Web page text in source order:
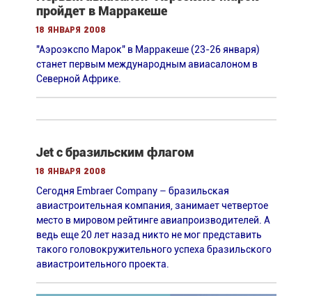
пройдет в Марракеше
18 января 2008
"Аэроэкспо Марок" в Марракеше (23-26 января)
станет первым международным авиасалоном в
Северной Африке.
Jet с бразильским флагом
18 января 2008
Сегодня Embraer Company – бразильская
авиастроительная компания, занимает четвертое
место в мировом рейтинге авиапроизводителей. А
ведь еще 20 лет назад никто не мог представить
такого головокружительного успеха бразильского
авиастроительного проекта.